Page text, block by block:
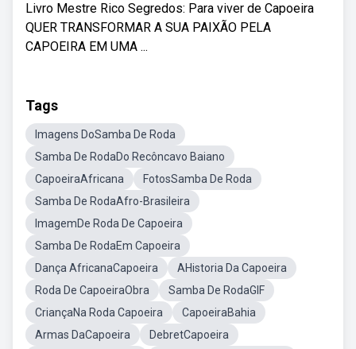
Livro Mestre Rico Segredos: Para viver de Capoeira
QUER TRANSFORMAR A SUA PAIXÃO PELA
CAPOEIRA EM UMA ...
Tags
Imagens DoSamba De Roda
Samba De RodaDo Recôncavo Baiano
CapoeiraAfricana
FotosSamba De Roda
Samba De RodaAfro-Brasileira
ImagemDe Roda De Capoeira
Samba De RodaEm Capoeira
Dança AfricanaCapoeira
AHistoria Da Capoeira
Roda De CapoeiraObra
Samba De RodaGIF
CriançaNa Roda Capoeira
CapoeiraBahia
Armas DaCapoeira
DebretCapoeira